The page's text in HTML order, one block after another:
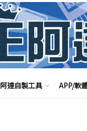
阿達自製工具 APP/軟